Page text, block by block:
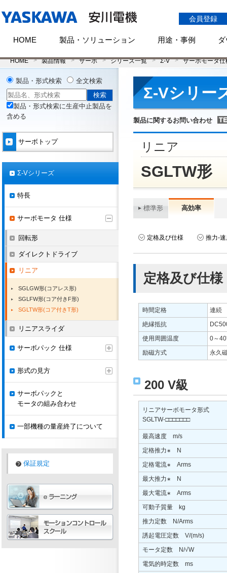
会員登録
HOME 製品・ソリューション 用途・事例
HOME 製品情報 サーボ シリーズ一覧 Σ-V サーボモータ仕
Σ-Vシリー
製品に関するお問い合わせ
リニア
SGLTW形
標準形 高効率
定格及び仕様 推力-
定格及び仕様
時間定格
連続
絶縁抵抗
使用周囲温度
0～
励磁方式
永久
200 V級
リニアサーボモータ形式
SGLTW-□□□□□□□
最高速度 m/s
定格推力∗
N
定格電流∗
Arms
最大推力∗
N
最大電流∗
Arms
可動子質量 kg
推力定数 N/Arms
誘起電圧定数 V/(m/s)
モータ定数 N/√W
電気的時定数 ms
製品・形式検索 全文検索
製品・形式検索に生産中止製品を
含める
サーボトップ
Σ-Vシリーズ
特長
サーボモータ 仕様
回転形
ダイレクトドライブ
リニア
SGLGW形(コアレス形)
SGLFW形(コア付きF形)
SGLTW形(コア付きT形)
リニアスライダ
サーボパック 仕様
形式の見方
サーボパックと
モータの組み合わせ
一部機種の量産終了について
保証規定